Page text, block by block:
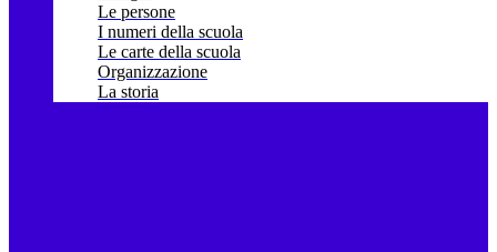
Le persone
I numeri della scuola
Le carte della scuola
Organizzazione
La storia